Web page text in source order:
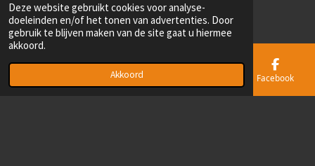
Deze website gebruikt cookies voor analyse-
doeleinden en/of het tonen van advertenties. Door
gebruik te blijven maken van de site gaat u hiermee
akkoord.
Akkoord
Algemene voorwaarden
Leveringen en retourbeleid
Privacyverklaring
Wet- & regelgeving voor drones
We verkopen wereldwijd aan particulieren en bedrijven - Alle prijzen
zijn inclusief 21% BTW en exclusief verzendkosten.
Telefoonnummer Facebook